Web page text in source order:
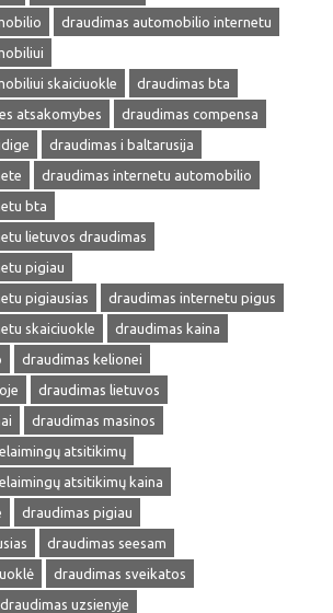
draudimas automobilio internetu
skaiciuokle
draudimas bta
atsakomybes
draudimas compensa
draudimas i baltarusija
draudimas internetu automobilio
bta
lietuvos draudimas
pigiau
pigiausias
draudimas internetu pigus
skaiciuokle
draudimas kaina
draudimas kelionei
draudimas lietuvos
draudimas masinos
atsitikimų
atsitikimų kaina
draudimas pigiau
draudimas seesam
draudimas sveikatos
draudimas uzsienyje